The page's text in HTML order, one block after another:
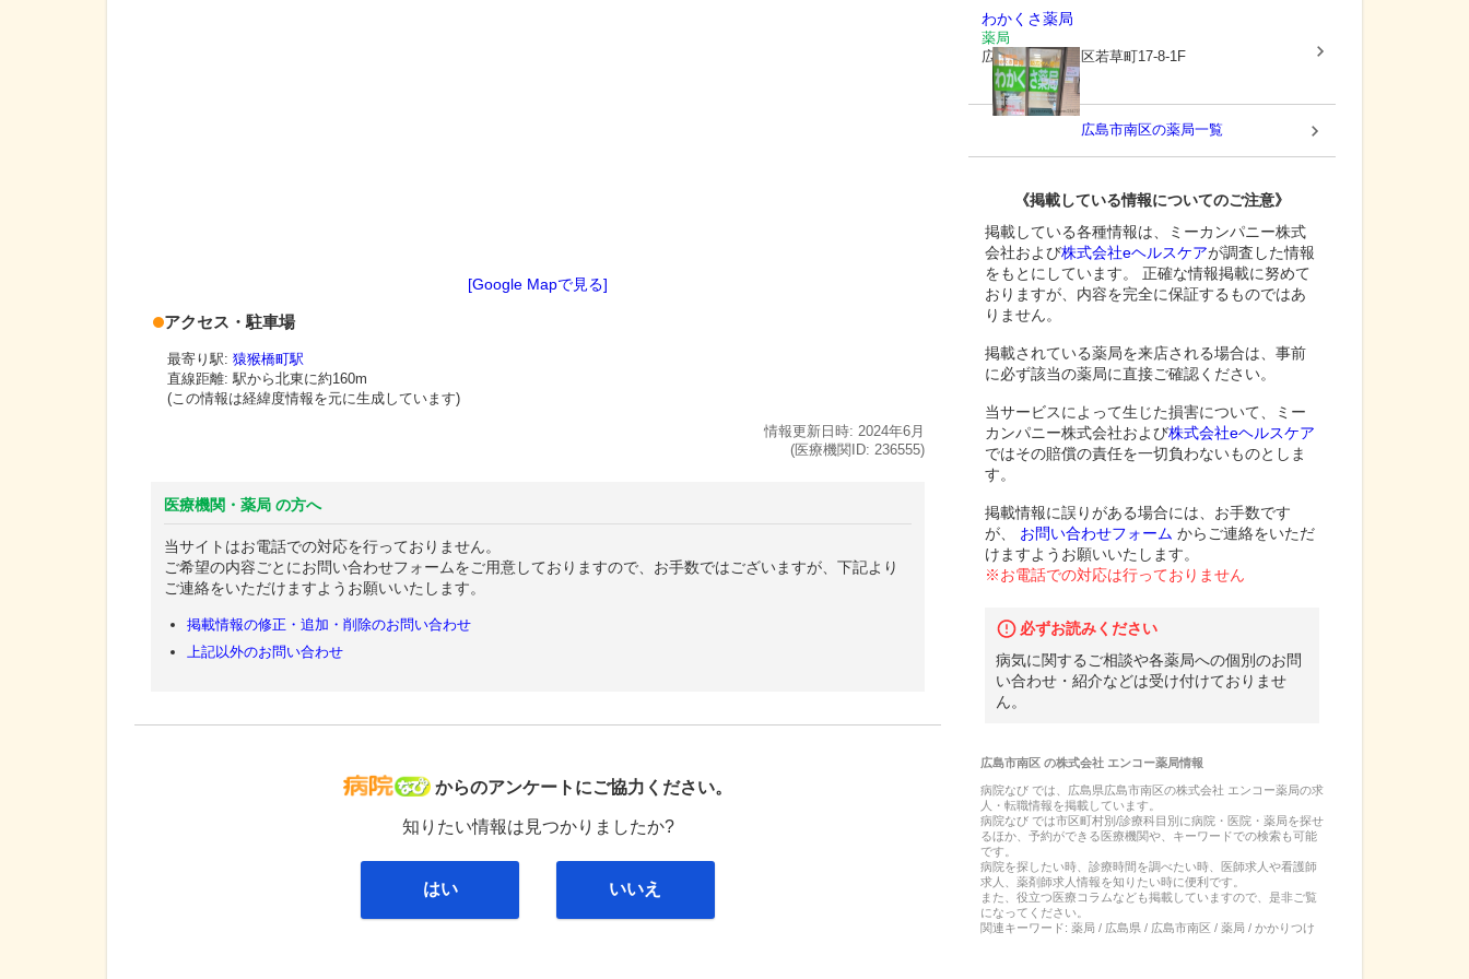
[Google Mapで見る]
アクセス・駐車場
最寄り駅: 猿猴橋町駅
直線距離: 駅から北東に約160m
(この情報は経緯度情報を元に生成しています)
情報更新日時: 2024年6月
(医療機関ID: 236555)
医療機関・薬局 の方へ
当サイトはお電話での対応を行っておりません。
ご希望の内容ごとにお問い合わせフォームをご用意しておりますので、お手数ではございますが、下記より
ご連絡をいただけますようお願いいたします。
掲載情報の修正・追加・削除のお問い合わせ
上記以外のお問い合わせ
病院なび
からのアンケートにご協力ください。
知りたい情報は見つかりましたか?
はい いいえ
わかくさ薬局
薬局
広島県広島市東区若草町17-8-1F
広島市南区の薬局一覧
《掲載している情報についてのご注意》
掲載している各種情報は、ミーカンパニー株式
会社および株式会社eヘルスケアが調査した情報
をもとにしています。 正確な情報掲載に努めて
おりますが、内容を完全に保証するものではあ
りません。
掲載されている薬局を来店される場合は、事前
に必ず該当の薬局に直接ご確認ください。
当サービスによって生じた損害について、ミー
カンパニー株式会社および株式会社eヘルスケア
ではその賠償の責任を一切負わないものとしま
す。
掲載情報に誤りがある場合には、お手数です
が、
お問い合わせフォーム からご連絡をいただ
けますようお願いいたします。
※お電話での対応は行っておりません
必ずお読みください
病気に関するご相談や各薬局への個別のお問
い合わせ・紹介などは受け付けておりませ
ん。
広島市南区の株式会社 エンコー薬局情報
病院なび では、 広島県広島市南区の株式会社 エンコー薬局の求
人・転職情報を掲載しています。
病院なび では市区町村別/診療科目別に病院・医院・薬局を探せ
るほか、予約ができる医療機関や、キーワードでの検索も可能
です。
病院を探したい時、診療時間を調べたい時、医師求人や看護師
求人、薬剤師求人情報を知りたい時に便利です。
また、役立つ医療コラムなども掲載していますので、是非ご覧
になってください。
関連キーワード: 薬局 / 広島県 / 広島市南区 / 薬局 / かかりつけ